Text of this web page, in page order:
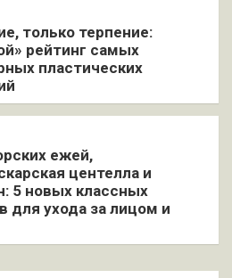
только терпение:
рейтинг самых
пластических
ежей,
центелла и
5 новых классных
для ухода за лицом и